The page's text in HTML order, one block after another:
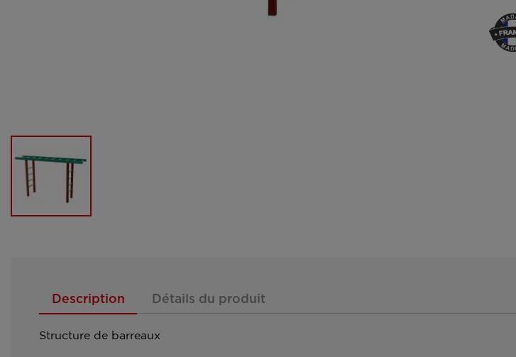
Description Détails du produit
Structure de barreaux